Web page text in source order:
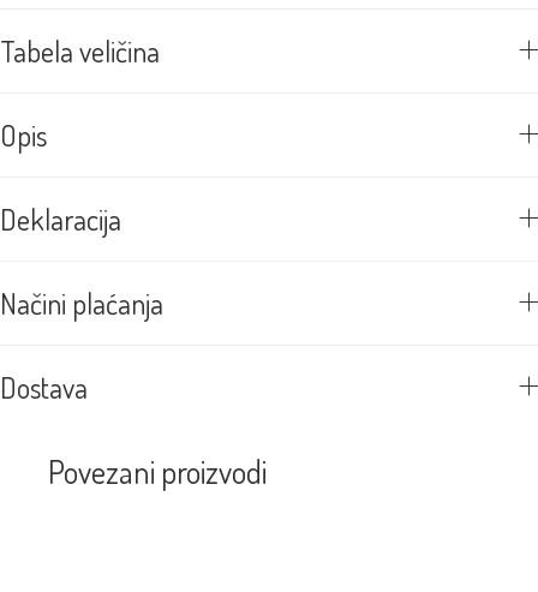
Tabela veličina
Opis
Deklaracija
Načini plaćanja
Dostava
Povezani proizvodi